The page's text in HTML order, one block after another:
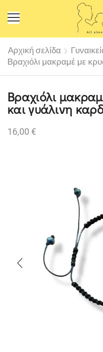
Αρχική σελίδα
Βραχιόλι μακραμέ με
Βραχιόλι
και γυάλινη
16,00 €